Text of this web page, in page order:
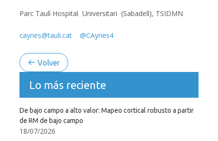
Parc Taulí Hospital Universitari (Sabadell), TSIDMN
caynes@tauli.cat @CAynes4
Volver
Lo más reciente
De bajo campo a alto valor: Mapeo cortical robusto a partir
de RM de bajo campo
18/07/2026